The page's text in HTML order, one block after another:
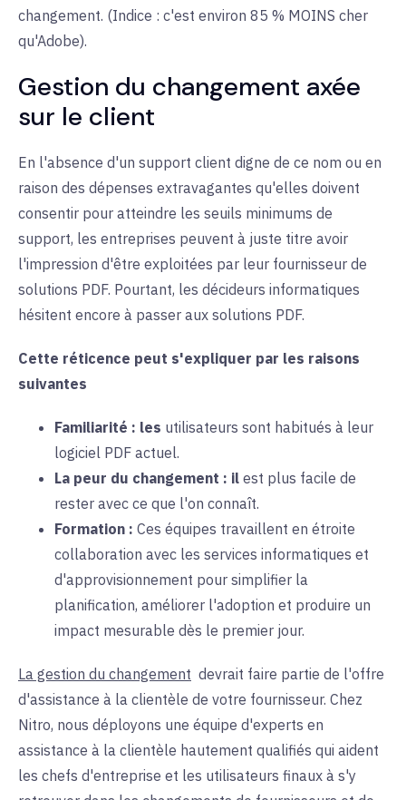
changement. (Indice : c'est environ 85 % MOINS cher
qu'Adobe).
Gestion du changement axée
sur le client
En l'absence d'un support client digne de ce nom ou en
raison des dépenses extravagantes qu'elles doivent
consentir pour atteindre les seuils minimums de
support, les entreprises peuvent à juste titre avoir
l'impression d'être exploitées par leur fournisseur de
solutions PDF. Pourtant, les décideurs informatiques
hésitent encore à passer aux solutions PDF.
Cette réticence peut s'expliquer par les raisons
suivantes
Familiarité : les utilisateurs sont habitués à leur
logiciel PDF actuel.
La peur du changement : il est plus facile de
rester avec ce que l'on connaît.
Formation : Ces équipes travaillent en étroite
collaboration avec les services informatiques et
d'approvisionnement pour simplifier la
planification, améliorer l'adoption et produire un
impact mesurable dès le premier jour.
La gestion du changement devrait faire partie de l'offre
d'assistance à la clientèle de votre fournisseur. Chez
Nitro, nous déployons une équipe d'experts en
assistance à la clientèle hautement qualifiés qui aident
les chefs d'entreprise et les utilisateurs finaux à s'y